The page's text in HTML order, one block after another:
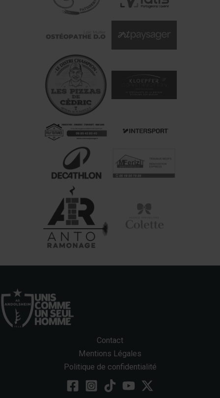
Contact
Mentions Légales
Politique de confidentialité